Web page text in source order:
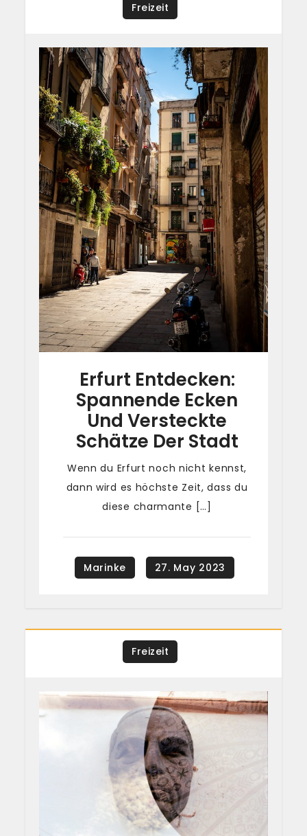
Freizeit
Erfurt Entdecken:
Spannende Ecken
Und Versteckte
Schätze Der Stadt
Wenn du Erfurt noch nicht kennst,
dann wird es höchste Zeit, dass du
diese charmante […]
Freizeit